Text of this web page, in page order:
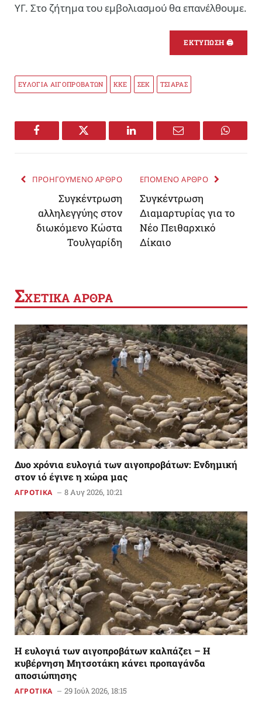
ΥΓ. Στο ζήτημα του εμβολιασμού θα επανέλθουμε.
ΕΚΤΥΠΩΣΗ 🖨
ΕΥΛΟΓΙΑ ΑΙΓΟΠΡΟΒΑΤΩΝ ΚΚΕ ΣΕΚ ΤΣΙΑΡΑΣ
Facebook Twitter LinkedIn Email
ΠΡΟΗΓΟΥΜΕΝΟ ΑΡΘΡΟ
Συγκέντρωση
αλληλεγγύης στον
διωκόμενο Κώστα
Τουλγαρίδη
ΕΠΟΜΕΝΟ ΑΡΘΡΟ
Συγκέντρωση
Διαμαρτυρίας για το
Νέο Πειθαρχικό
Δίκαιο
ΣΧΕΤΙΚΑ ΑΡΘΡΑ
Δυο χρόνια ευλογιά των αιγοπροβάτων: Ενδημική
στον ιό έγινε η χώρα μας
ΑΓΡΟΤΙΚΑ 8 Αυγ 2026, 10:21
Η ευλογιά των αιγοπροβάτων καλπάζει – Η
κυβέρνηση Μητσοτάκη κάνει προπαγάνδα
αποσιώπησης
ΑΓΡΟΤΙΚΑ 29 Ιούλ 2026, 18:15